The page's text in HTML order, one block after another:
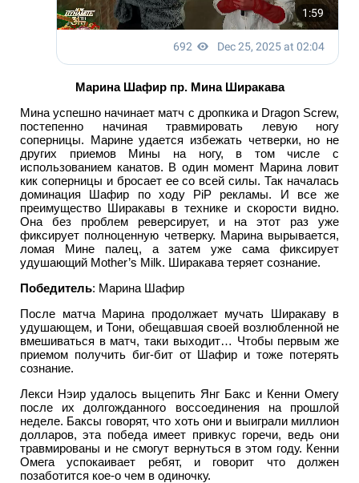
Марина Шафир пр. Мина Ширакава
Мина успешно начинает матч с дропкика и Dragon Screw,
постепенно начиная травмировать левую ногу
соперницы. Марине удается избежать четверки, но не
других приемов Мины на ногу, в том числе с
использованием канатов. В один момент Марина ловит
кик соперницы и бросает ее со всей силы. Так началась
доминация Шафир по ходу PiP рекламы. И все же
преимущество Ширакавы в технике и скорости видно.
Она без проблем реверсирует, и на этот раз уже
фиксирует полноценную четверку. Марина вырывается,
ломая Мине палец, а затем уже сама фиксирует
удушающий Mother’s Milk. Ширакава теряет сознание.
Победитель: Марина Шафир
После матча Марина продолжает мучать Ширакаву в
удушающем, и Тони, обещавшая своей возлюбленной не
вмешиваться в матч, таки выходит… Чтобы первым же
приемом получить биг-бит от Шафир и тоже потерять
сознание.
Лекси Нэир удалось выцепить Янг Бакс и Кенни Омегу
после их долгожданного воссоединения на прошлой
неделе. Баксы говорят, что хоть они и выиграли миллион
долларов, эта победа имеет привкус горечи, ведь они
травмированы и не смогут вернуться в этом году. Кенни
Омега успокаивает ребят, и говорит что должен
позаботится кое-о чем в одиночку.